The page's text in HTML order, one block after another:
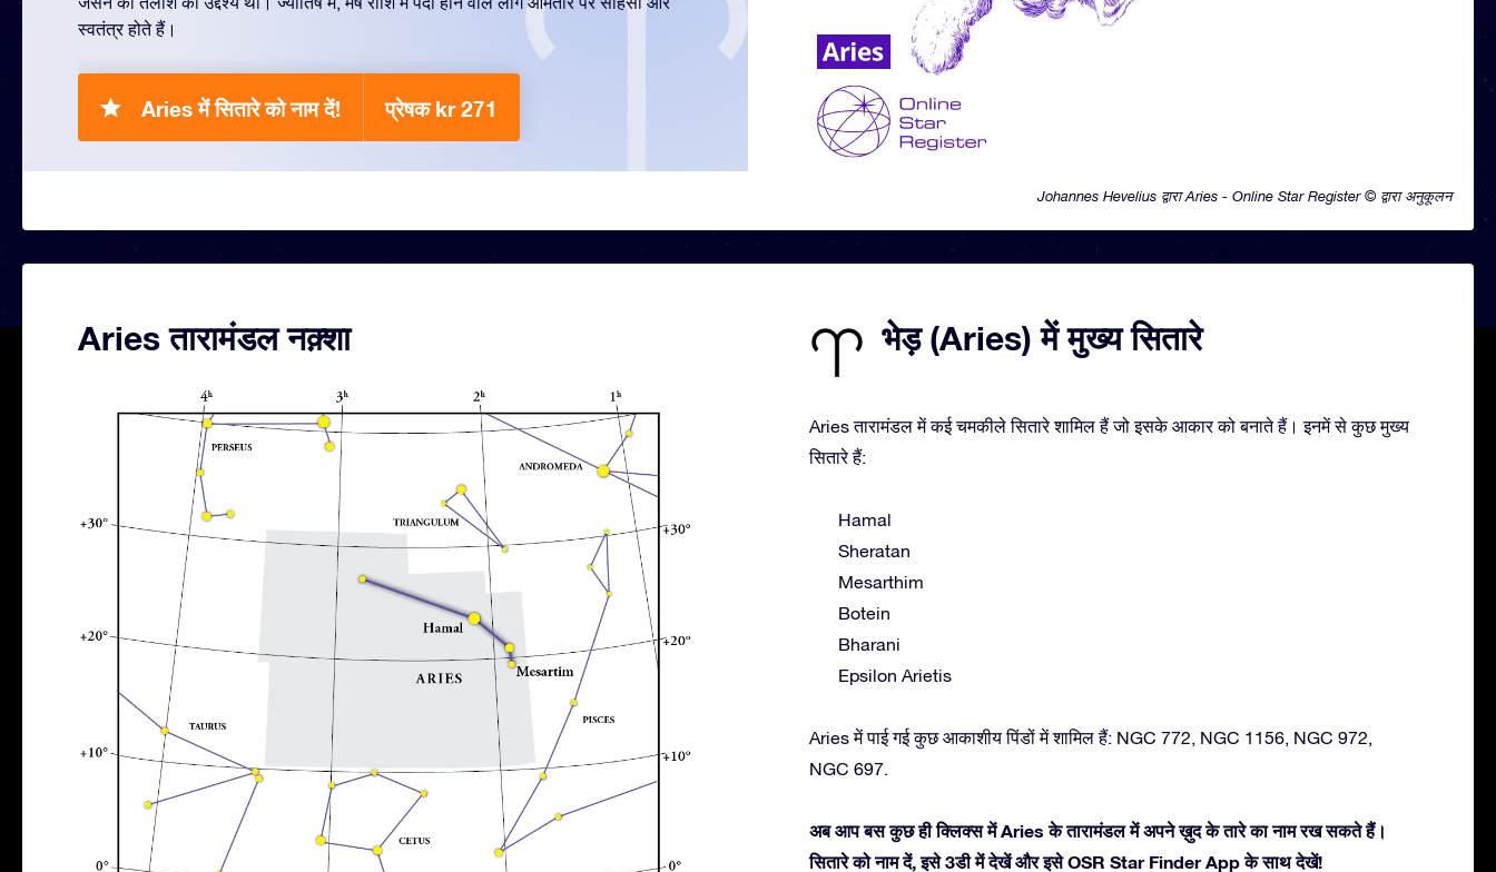
Johannes Hevelius द्वारा Aries - Online Star Register © द्वारा अनुकूलन
स्वतंत्र होते हैं।
Aries में सितारे को नाम दें! प्रेषक kr 271
Aries तारामंडल नक़्शा भेड़ (Aries) में मुख्य सितारे
Aries तारामंडल में कई चमकीले सितारे शामिल हैं जो इसके आकार को बनाते हैं। इनमें से कुछ मुख्य
सितारे हैं:
Hamal
Sheratan
Mesarthim
Botein
Bharani
Epsilon Arietis
Aries में पाई गई कुछ आकाशीय पिंडों में शामिल हैं: NGC 772, NGC 1156, NGC 972,
NGC 697.
अब आप बस कुछ ही क्लिक्स में Aries के तारामंडल में अपने ख़ुद के तारे का नाम रख सकते हैं।
सितारे को नाम दें, इसे 3डी में देखें और इसे OSR Star Finder App के साथ देखें!